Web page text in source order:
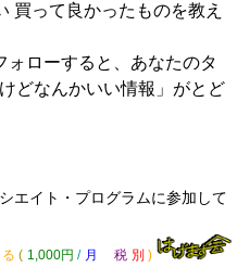
買って良かったものを教え
ォローすると、あなたのタ
どなんかいい情報」がとど
エイト・プログラムに参加して
る ( 1,000円 / 月 税 別 )